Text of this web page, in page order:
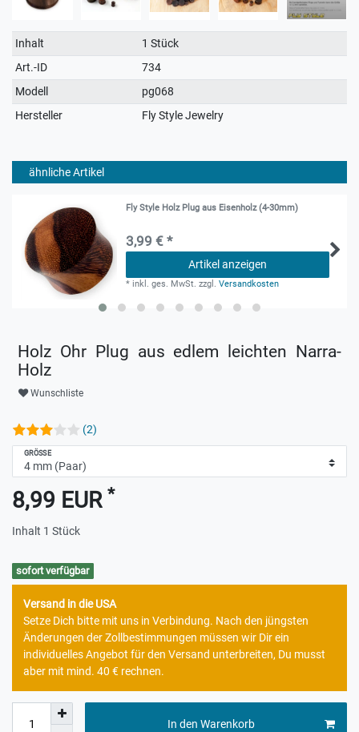
Technisches
Merkmal
Wert
Inhalt
1 Stück
Art.-ID
734
Modell
pg068
Hersteller
Fly Style Jewelry
ähnliche Artikel
Fly Style Holz Plug aus Eisenholz (4-30mm)
3,99 € *
Artikel anzeigen
* inkl. ges. MwSt. zzgl.Versandkosten
Holz Ohr Plug aus edlem leichten Narra-
Holz
Wunschliste
(2)
GRÖSSE
8,99 EUR *
Inhalt 1 Stück
sofort verfügbar
Versand in die USA
Setze Dich bitte mit uns in Verbindung. Nach den jüngsten
Änderungen der Zollbestimmungen müssen wir Dir ein
individuelles Angebot für den Versand unterbreiten, Du musst
aber mit mind. 40 € rechnen.
In den Warenkorb